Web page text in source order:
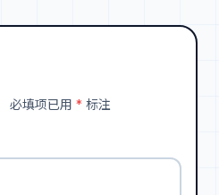
必填项已用 * 标注